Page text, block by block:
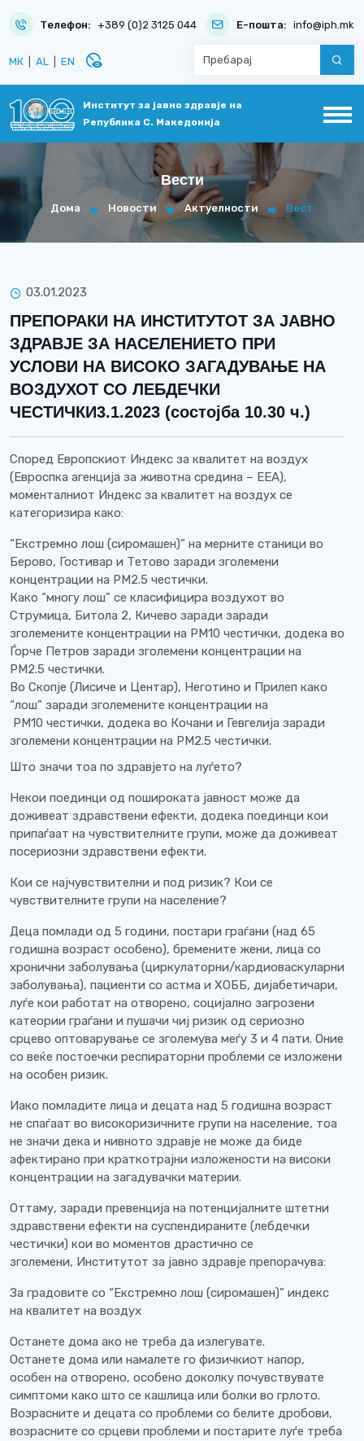
Телефон: +389 (0)2 3125 044 Е-пошта: info@iph.mk
МК AL EN disabled_visible
Институт за јавно здравје на
Република С. Македонија
Вести
Дома Новости Актуелности Вест
03.01.2023
ПРЕПОРАКИ НА ИНСТИТУТОТ ЗА ЈАВНО
ЗДРАВЈЕ ЗА НАСЕЛЕНИЕТО ПРИ
УСЛОВИ НА ВИСОКО ЗАГАДУВАЊЕ НА
ВОЗДУХОТ СО ЛЕБДЕЧКИ
ЧЕСТИЧКИ3.1.2023 (состојба 10.30 ч.)
Според Европскиот Индекс за квалитет на воздух
(Евроспка агенција за животна средина – ЕЕА),
моменталниот Индекс за квалитет на воздух се
категоризира како:
“Екстремно лош (сиромашен)” на мерните станици во
Берово, Гостивар и Тетово заради зголемени
концентрации на PM2.5 честички.
Како “многу лош” се класифицира воздухот во
Струмица, Битола 2, Кичево заради заради
зголемените концентрации на PM10 честички, додека во
Ѓорче Петров заради зголемени концентрации на
PM2.5 честички.
Во Скопје (Лисиче и Центар), Неготино и Прилеп како
“лош” заради зголемените концентрации на
PM10 честички, додека во Кочани и Гевгелија заради
зголемени концентрации на PM2.5 честички.
Што значи тоа по здравјето на луѓето?
Некои поединци од пошироката јавност може да
доживеат здравствени ефекти, додека поединци кои
припаѓаат на чувствителните групи, може да доживеат
посериозни здравствени ефекти.
Кои се најчувствителни и под ризик? Кои се
чувствителните групи на население?
Деца помлади од 5 години, постари граѓани (над 65
годишна возраст особено), бремените жени, лица со
хронични заболувања (циркулаторни/кардиоваскуларни
заболувања), пациенти со астма и ХОББ, дијабетичари,
луѓе кои работат на отворено, социјално загрозени
катеории граѓани и пушачи чиј ризик од сериозно
срцево оптоварување се зголемува меѓу 3 и 4 пати. Оние
со веќе постоечки респираторни проблеми се изложени
на особен ризик.
Иако помладите лица и децата над 5 годишна возраст
не спаѓаат во високоризичните групи на население, тоа
не значи дека и нивното здравје не може да биде
афектирано при краткотрајни изложености на високи
концентрации на загадувачки материи.
Оттаму, заради превенција на потенцијалните штетни
здравствени ефекти на суспендираните (лебдечки
честички) кои во моментов драстично се
зголемени, Институтот за јавно здравје препорачува:
За градовите со “Екстремно лош (сиромашен)” индекс
на квалитет на воздух
Останете дома ако не треба да излегувате.
Останете дома или намалете го физичкиот напор,
особен на отворено, особено доколку почувствувате
симптоми како што се кашлица или болки во грлото.
Возрасните и децата со проблеми со белите дробови,
возрасните со срцеви проблеми и постарите луѓе треба